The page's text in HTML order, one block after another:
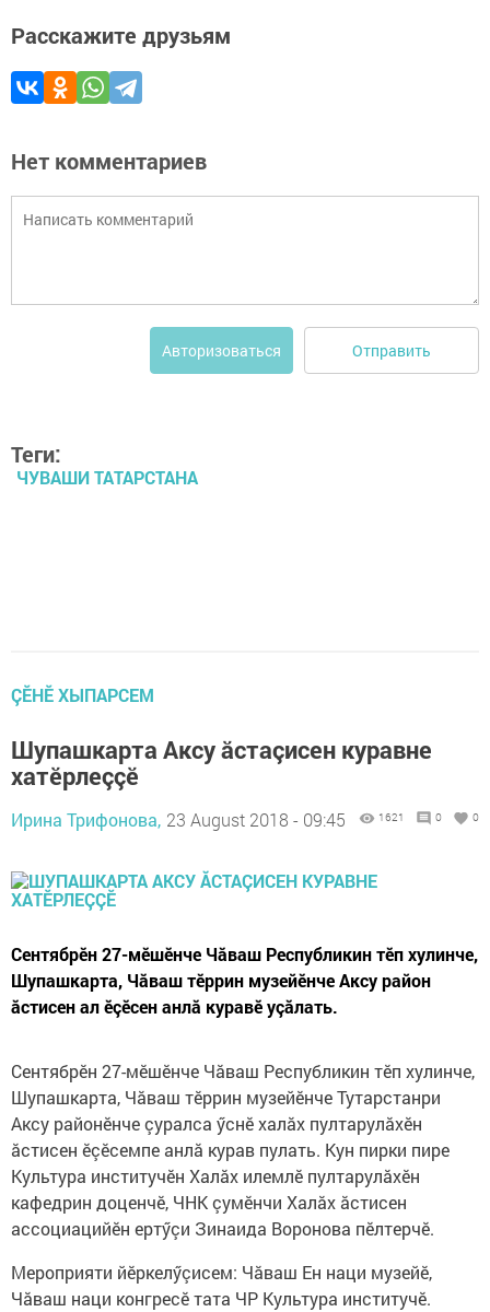
Расскажите друзьям
Нет комментариев
Авторизоваться Отправить
Теги:
ЧУВАШИ ТАТАРСТАНА
ÇӖНӖ ХЫПАРСЕМ
Шупашкарта Аксу ăстаçисен куравне
хатӗрлеççӗ
Ирина Трифонова, 23 August 2018 - 09:45 1621 0 0
Сентябрӗн 27-мӗшӗнче Чăваш Республикин тӗп хулинче,
Шупашкарта, Чăваш тӗррин музейӗнче Аксу район
ăстисен ал ӗçӗсен анлă куравӗ уçăлать.
Сентябрӗн 27-мӗшӗнче Чăваш Республикин тӗп хулинче,
Шупашкарта, Чăваш тӗррин музейӗнче Тутарстанри
Аксу районӗнче çуралса ӳснӗ халăх пултарулăхӗн
ăстисен ӗçӗсемпе анлă курав пулать. Кун пирки пире
Культура институчӗн Халăх илемлӗ пултарулăхӗн
кафедрин доценчӗ, ЧНК çумӗнчи Халăх ăстисен
ассоциацийӗн ертӳçи Зинаида Воронова пӗлтерчӗ.
Мероприяти йӗркелӳçисем: Чăваш Ен наци музейӗ,
Чăваш наци конгресӗ тата ЧР Культура институчӗ.